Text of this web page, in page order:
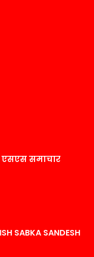
एसएस समाचार
SABKA SANDESH